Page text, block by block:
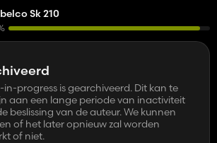
in-progress is gearchiveerd. Dit kan te
aan een lange periode van inactiviteit
beslissing van de auteur. We kunnen
of het later opnieuw zal worden
of niet.
Sk 210